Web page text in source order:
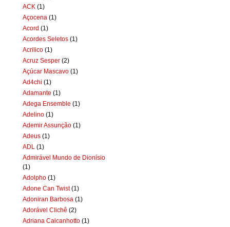
ACK (1)
Açocena (1)
Acord (1)
Acordes Seletos (1)
Acrilico (1)
Acruz Sesper (2)
Açúcar Mascavo (1)
Ad4chi (1)
Adamante (1)
Adega Ensemble (1)
Adelino (1)
Ademir Assunção (1)
Adeus (1)
ADL (1)
Admirável Mundo de Dionísio
(1)
Adolpho (1)
Adone Can Twist (1)
Adoniran Barbosa (1)
Adorável Clichê (2)
Adriana Calcanhotto (1)